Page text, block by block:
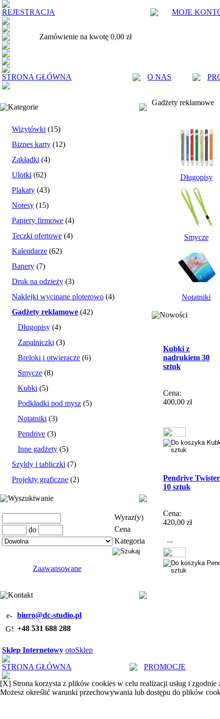
REJESTRACJA MOJE
Zamówienie na kwotę 0,00 zł
STRONA GŁÓWNA O NAS
Kategorie
Wizytówki (15)
Biznes karty (12)
Zakładki (4)
Ulotki (62)
Plakaty (43)
Notesy (15)
Papiery firmowe (4)
Teczki ofertowe (4)
Kalendarze (62)
Banery (7)
Druk na odzieży (3)
Naklejki wycinane ploterowo (4)
Gadżety reklamowe (42)
Długopisy (4)
Zapalniczki (3)
Breloki i otwieracze (6)
Smycze (8)
Kubki (5)
Podkładki pod mysz (5)
Notatniki (3)
Pendrive (3)
Inne gadżety (5)
Szyldy i tabliczki (7)
Projekty graficzne (2)
Wyszukiwanie
Wyraz(y)
do
Cena
Kategoria
Zaawansowane
Kontakt
biuro@dc-studio.pl
+48 531 688 288
Gadżety reklamowe
Długopisy
Smycze
Notatniki
Nowości
Kubki z
nadrukiem 30
sztuk
Cena:
400,00 zł
Pendrive Twister
10 sztuk
Cena:
420,00 zł
...
Sklep Internetowy otoSklep
STRONA GŁÓWNA
PROMOCJE
[X] Strona korzysta z plików cookies w celu realizacji usług i zgodnie
Możesz określić warunki przechowywania lub dostępu do plików